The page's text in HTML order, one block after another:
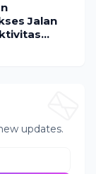
Jalan
updates.